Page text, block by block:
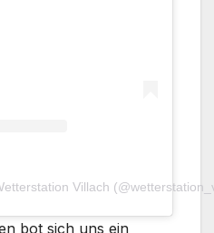
Villach
bot sich uns ein